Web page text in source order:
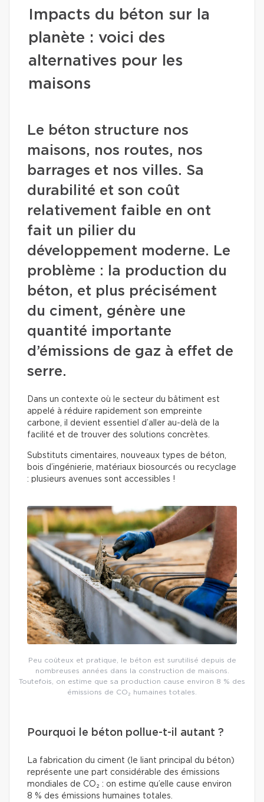
Impacts du béton sur la
planète : voici des
alternatives pour les
maisons
Le béton structure nos
maisons, nos routes, nos
barrages et nos villes. Sa
durabilité et son coût
relativement faible en ont
fait un pilier du
développement moderne. Le
problème : la production du
béton, et plus précisément
du ciment, génère une
quantité importante
d’émissions de gaz à effet de
serre.
Dans un contexte où le secteur du bâtiment est
appelé à réduire rapidement son empreinte
carbone, il devient essentiel d’aller au-delà de la
facilité et de trouver des solutions concrètes.
Substituts cimentaires, nouveaux types de béton,
bois d’ingénierie, matériaux biosourcés ou recyclage
: plusieurs avenues sont accessibles !
Peu coûteux et pratique, le béton est surutilisé depuis de
nombreuses années dans la construction de maisons.
Toutefois, on estime que sa production cause environ 8 % des
émissions de CO₂ humaines totales.
Pourquoi le béton pollue-t-il autant ?
La fabrication du ciment (le liant principal du béton)
représente une part considérable des émissions
mondiales de CO₂ : on estime qu’elle cause environ
8 % des émissions humaines totales.